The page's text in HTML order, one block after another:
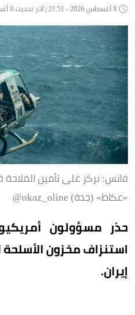
فانس: نركز على تأمين
«عكاظ» (جدة) okaz_oline@
حذر مسؤولون
استنزاف مخزون
إيران.